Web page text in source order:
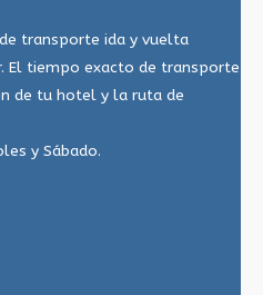
transporte ida y vuelta
El tiempo exacto de transporte
de tu hotel y la ruta de
y Sábado.